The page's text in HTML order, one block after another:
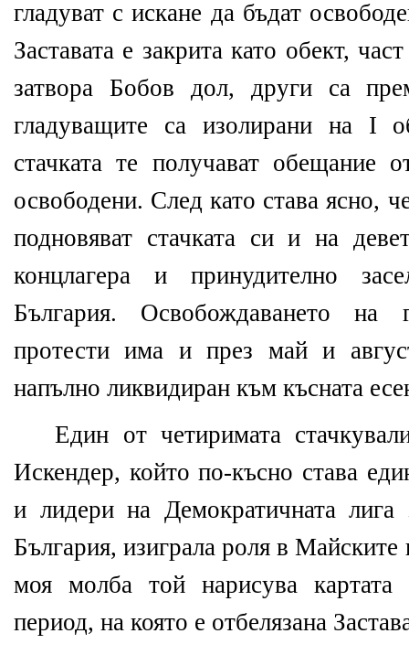
гладуват с искане да бъдат
Заставата е закрита като обект,
затвора Бобов дол, други са
гладуващите са изолирани на І
стачката те получават обещание
освободени. След като става ясно,
подновяват стачката си и на
концлагера и принудително
България. Освобождаването на
протести има и през май и
напълно ликвидиран към късната
Един от четиримата
Искендер, който по-късно става
и лидери на Демократичната
България, изиграла роля в
моя молба той нарисува картата
период, на която е отбелязана